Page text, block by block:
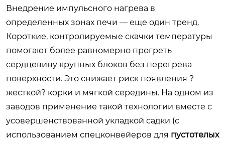
Внедрение импульсного нагрева в
определенных зонах печи — еще один тренд.
Короткие, контролируемые скачки температуры
помогают более равномерно прогреть
сердцевину крупных блоков без перегрева
поверхности. Это снижает риск появления ?
жесткой? корки и мягкой середины. На одном из
заводов применение такой технологии вместе с
усовершенствованной укладкой садки (с
использованием спецконвейеров для пустотелых